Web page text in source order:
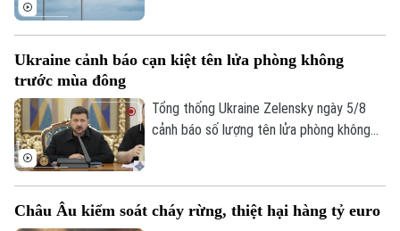
Chuyên mục
Thời sự
Hà Nội
và khẳng định không muốn làm gia tăng
Ukraine cảnh báo cạn kiệt tên lửa phòng không
trước mùa đông
Tổng thống Ukraine Zelensky ngày 5/8
cảnh báo số lượng tên lửa phòng không
vào thời điểm Nga đang gia tăng các
Châu Âu kiểm soát cháy rừng, thiệt hại hàng tỷ euro